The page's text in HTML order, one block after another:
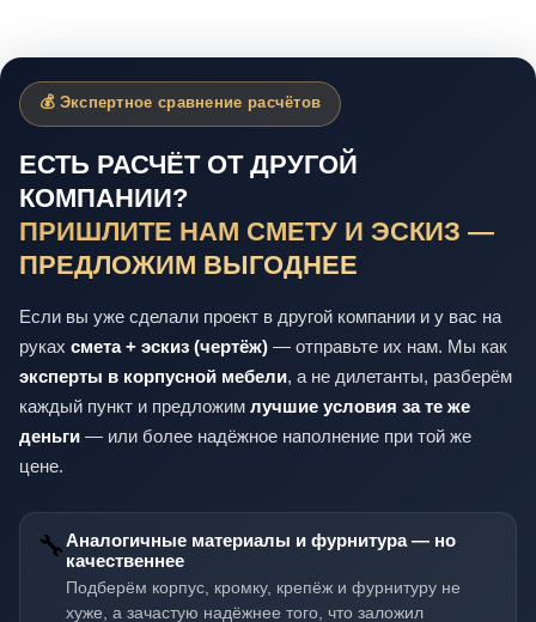
💰 Экспертное сравнение расчётов
ЕСТЬ РАСЧЁТ ОТ ДРУГОЙ
КОМПАНИИ?
ПРИШЛИТЕ НАМ СМЕТУ И ЭСКИЗ —
ПРЕДЛОЖИМ ВЫГОДНЕЕ
Если вы уже сделали проект в другой компании и у вас на
руках смета + эскиз (чертёж) — отправьте их нам. Мы как
эксперты в корпусной мебели, а не дилетанты, разберём
каждый пункт и предложим лучшие условия за те же
деньги — или более надёжное наполнение при той же
цене.
🔧Аналогичные материалы и фурнитура — но
качественнее
Подберём корпус, кромку, крепёж и фурнитуру не
хуже, а зачастую надёжнее того, что заложил